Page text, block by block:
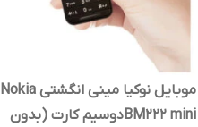
موبایل نوکیا مینی انگشتی Nokia
BM222 miniدوسیم کارت (بدون